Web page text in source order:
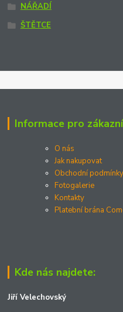
NÁŘADÍ
ŠTĚTCE
Informace pro
O nás
Jak nakupovat
Obchodní podmínky
Fotogalerie
Kontakty
Platební brána
Kde nás najdete:
Jiří Velechovský